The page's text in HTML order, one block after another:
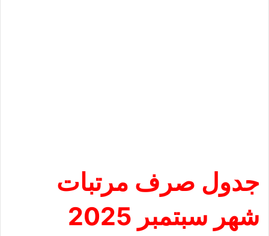
جدول صرف مرتبات
شهر سبتمبر 2025